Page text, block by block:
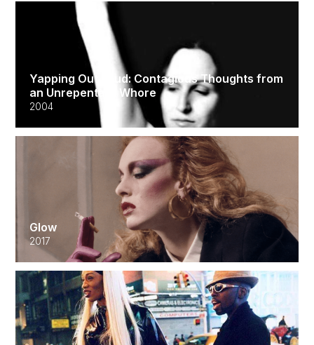
Yapping Out Loud: Contagious Thoughts from
an Unrepentant Whore
2004
Glow
2017